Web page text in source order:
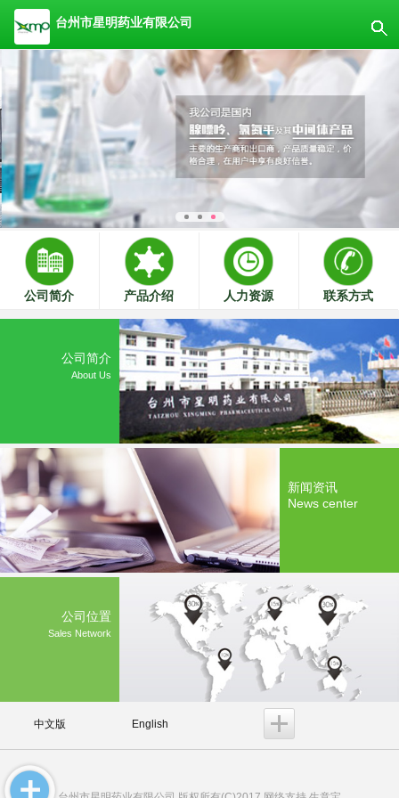
台州市星明药业有限公司
公司简介 产品介绍 人力资源 联系方式
公司简介
About Us
新闻资讯
News center
公司位置
Sales Network
中文版 English